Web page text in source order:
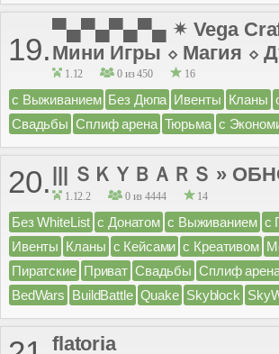
19.
▀▄▀▄▀▄▀▄ ✴ Vega
Мини Игры ⬦ Магия ⬦
1.12 0 из 450 16
с Выживанием Без Дюпа Ивенты Кланы
Свадьбы Сплиф арена Тюрьма с
20. ||| ＳＫＹＢＡＲＳ »
1.12.2 0 из 4444 14
Без WhiteList с Донатом с Выживанием с
Ивенты Кланы с Кейсами с Креативом
Пиратские Приват Свадьбы Сплиф
BedWars BuildBattle Quake Skyblock
flatoria